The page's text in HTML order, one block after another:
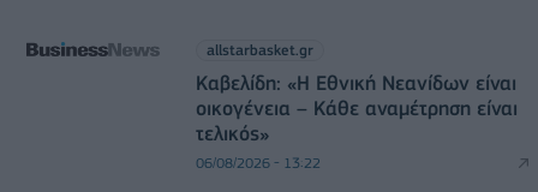
allstarbasket.gr
Καβελίδη: «Η Εθνική Νεανίδων είναι
οικογένεια – Κάθε αναμέτρηση είναι
τελικός»
06/08/2026 - 13:22